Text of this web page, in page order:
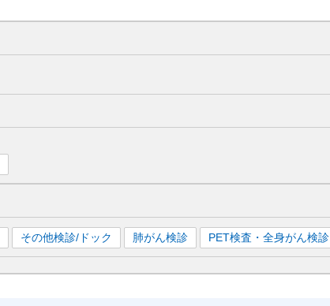
その他検診/ドック 肺がん検診 PET検査・全身がん検診